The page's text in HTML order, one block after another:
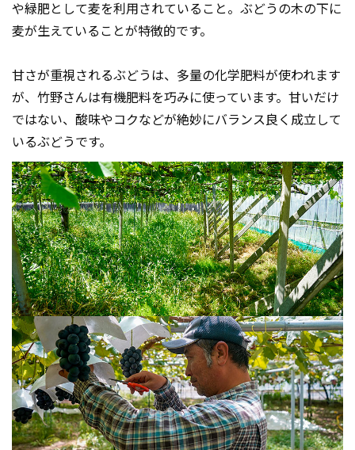
や緑肥として麦を利用されていること。ぶどうの木の下に
麦が生えていることが特徴的です。
甘さが重視されるぶどうは、多量の化学肥料が使われます
が、竹野さんは有機肥料を巧みに使っています。甘いだけ
ではない、酸味やコクなどが絶妙にバランス良く成立して
いるぶどうです。